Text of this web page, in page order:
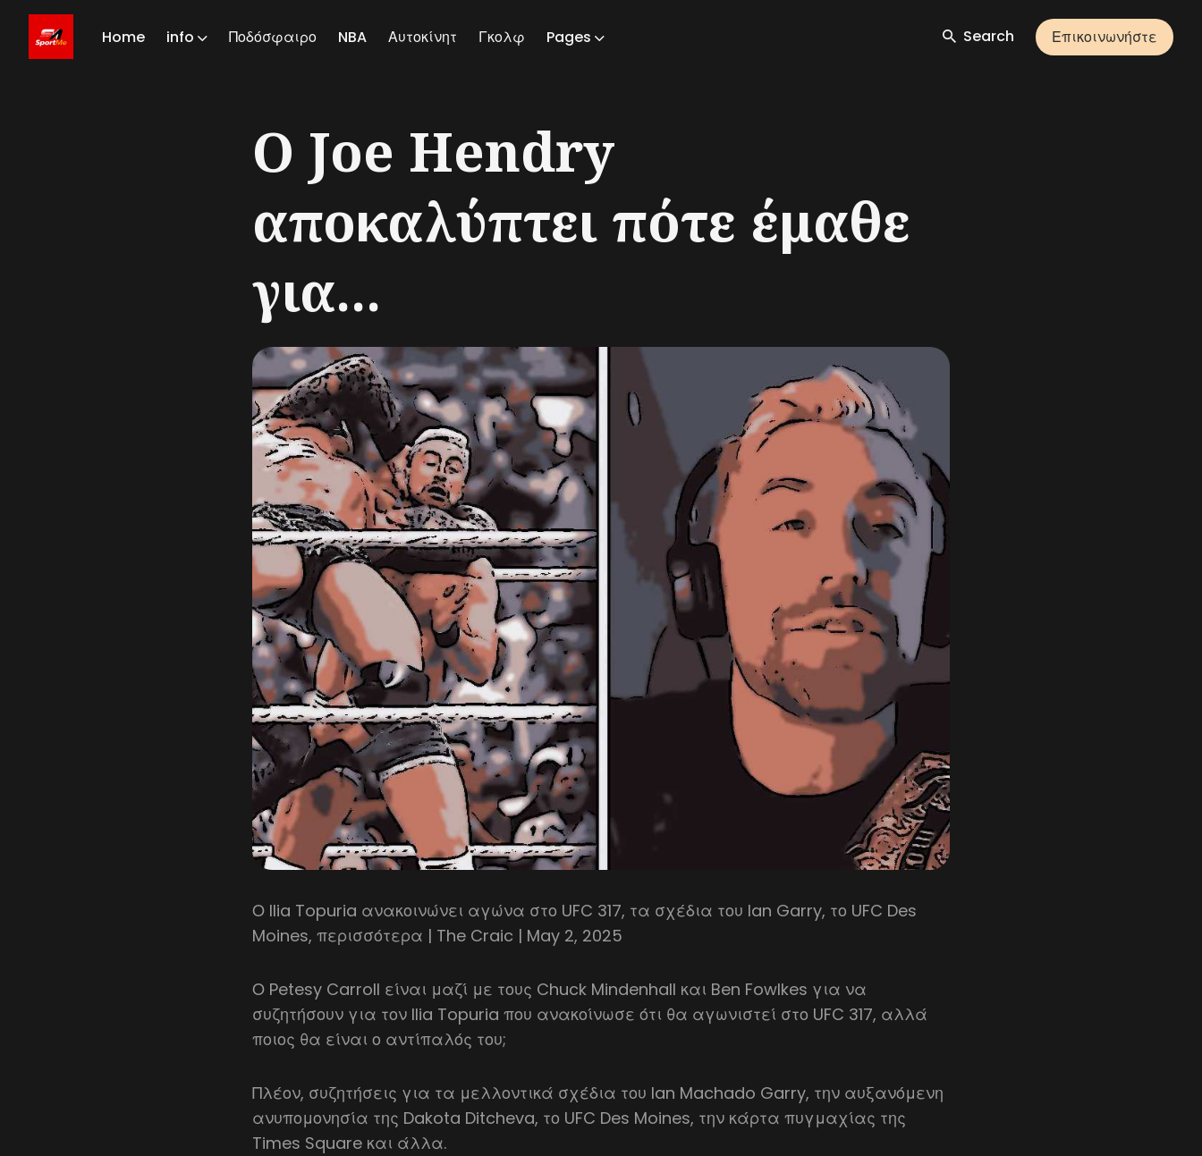
Home info Ποδόσφαιρο NBA Αυτοκίνητ Γκολφ Pages Search Επικοινωνήστε
Blog
Ο Joe Hendry
αποκαλύπτει πότε έμαθε
για...
Ο Ilia Topuria ανακοινώνει αγώνα στο UFC 317, τα σχέδια του Ian Garry, το UFC Des
Moines, περισσότερα | The Craic | May 2, 2025
Ο Petesy Carroll είναι μαζί με τους Chuck Mindenhall και Ben Fowlkes για να
συζητήσουν για τον Ilia Topuria που ανακοίνωσε ότι θα αγωνιστεί στο UFC 317, αλλά
ποιος θα είναι ο αντίπαλός του;
Πλέον, συζητήσεις για τα μελλοντικά σχέδια του Ian Machado Garry, την αυξανόμενη
ανυπομονησία της Dakota Ditcheva, το UFC Des Moines, την κάρτα πυγμαχίας της
Times Square και άλλα.